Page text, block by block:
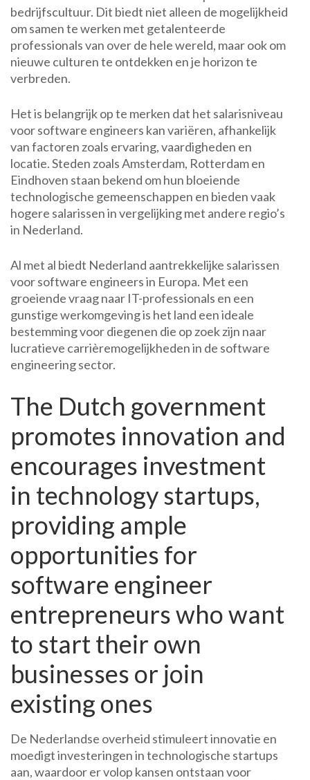
bedrijfscultuur. Dit biedt niet alleen de mogelijkheid
om samen te werken met getalenteerde
professionals van over de hele wereld, maar ook om
nieuwe culturen te ontdekken en je horizon te
verbreden.
Het is belangrijk op te merken dat het salarisniveau
voor software engineers kan variëren, afhankelijk
van factoren zoals ervaring, vaardigheden en
locatie. Steden zoals Amsterdam, Rotterdam en
Eindhoven staan bekend om hun bloeiende
technologische gemeenschappen en bieden vaak
hogere salarissen in vergelijking met andere regio’s
in Nederland.
Al met al biedt Nederland aantrekkelijke salarissen
voor software engineers in Europa. Met een
groeiende vraag naar IT-professionals en een
gunstige werkomgeving is het land een ideale
bestemming voor diegenen die op zoek zijn naar
lucratieve carrièremogelijkheden in de software
engineering sector.
The Dutch government
promotes innovation and
encourages investment
in technology startups,
providing ample
opportunities for
software engineer
entrepreneurs who want
to start their own
businesses or join
existing ones
De Nederlandse overheid stimuleert innovatie en
moedigt investeringen in technologische startups
aan, waardoor er volop kansen ontstaan voor